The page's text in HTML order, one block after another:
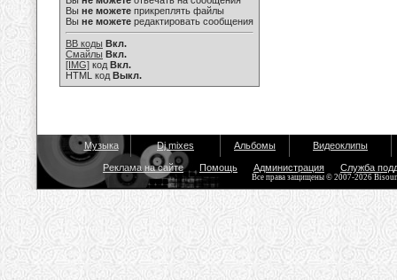
Вы не можете прикреплять файлы
Вы не можете редактировать сообщения
BB коды Вкл.
Смайлы Вкл.
[IMG] код Вкл.
HTML код Выкл.
Музыка Dj mixes Альбомы Видеоклипы
Реклама на сайте Помощь Администрация Служба
Все права защищены © 2007-2026